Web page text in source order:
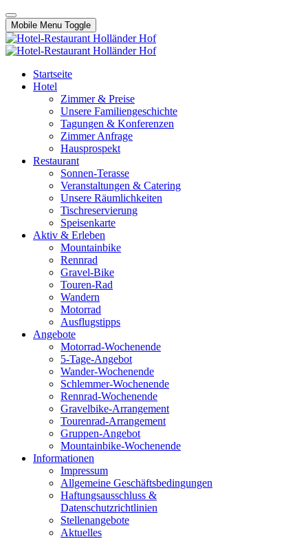
Mobile Menu Toggle
Startseite
Hotel
Zimmer & Preise
Unsere Familiengeschichte
Tagungen & Konferenzen
Zimmer Anfrage
Hausprospekt
Restaurant
Sonnen-Terasse
Veranstaltungen & Catering
Unsere Räumlichkeiten
Tischreservierung
Speisenkarte
Aktiv & Erleben
Mountainbike
Rennrad
Gravel-Bike
Touren-Rad
Wandern
Motorrad
Ausflugstipps
Angebote
Motorrad-Wochenende
5-Tage-Angebot
Wander-Wochenende
Schlemmer-Wochenende
Rennrad-Wochenende
Gravelbike-Arrangement
Tourenrad-Arrangement
Gruppen-Angebot
Mountainbike-Wochenende
Informationen
Impressum
Allgemeine Geschäftsbedingungen
Haftungsausschluss &
Datenschutzrichtlinien
Stellenangebote
Aktuelles